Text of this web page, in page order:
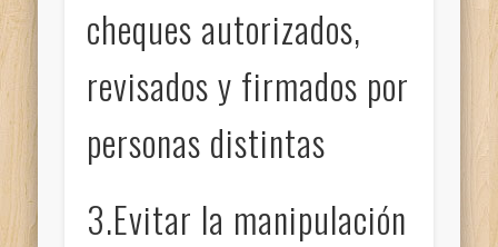
cheques autorizados,
revisados y firmados por
personas distintas
3.Evitar la manipulación